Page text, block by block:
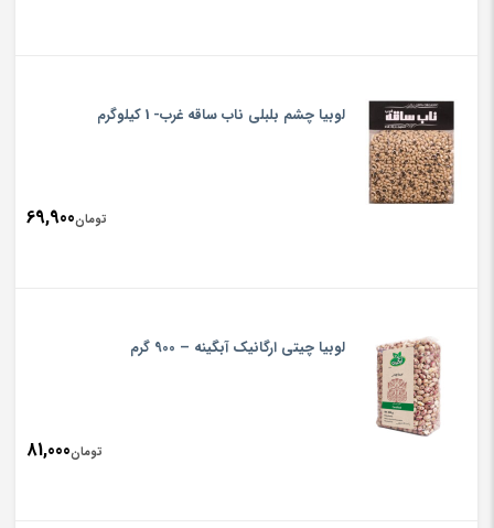
لوبیا چشم بلبلی ناب ساقه غرب- 1 کیلوگرم
تومان69,900
لوبیا چیتی ارگانیک آبگینه – 900 گرم
تومان81,000